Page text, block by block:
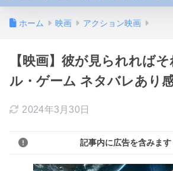
ホーム 映画 アクション映画
【映画】彼が見られれば
ル・ゲーム ネタバレあり
2024年3月30日
記事内に広告を含みます